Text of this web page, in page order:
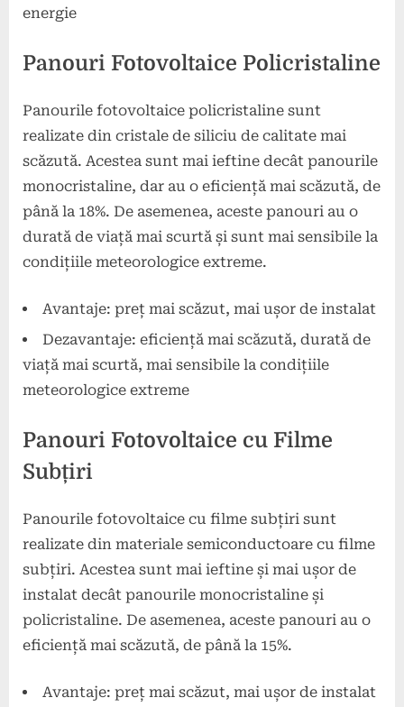
energie
Panouri Fotovoltaice Policristaline
Panourile fotovoltaice policristaline sunt
realizate din cristale de siliciu de calitate mai
scăzută. Acestea sunt mai ieftine decât panourile
monocristaline, dar au o eficiență mai scăzută, de
până la 18%. De asemenea, aceste panouri au o
durată de viață mai scurtă și sunt mai sensibile la
condițiile meteorologice extreme.
Avantaje: preț mai scăzut, mai ușor de instalat
Dezavantaje: eficiență mai scăzută, durată de
viață mai scurtă, mai sensibile la condițiile
meteorologice extreme
Panouri Fotovoltaice cu Filme
Subțiri
Panourile fotovoltaice cu filme subțiri sunt
realizate din materiale semiconductoare cu filme
subțiri. Acestea sunt mai ieftine și mai ușor de
instalat decât panourile monocristaline și
policristaline. De asemenea, aceste panouri au o
eficiență mai scăzută, de până la 15%.
Avantaje: preț mai scăzut, mai ușor de instalat